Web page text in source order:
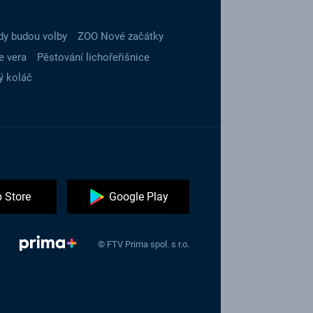
budou volby
ZOO Nové začátky
vera
Pěstování lichořeřišnice
koláč
Store Google Play
© FTV Prima spol. s r.o.